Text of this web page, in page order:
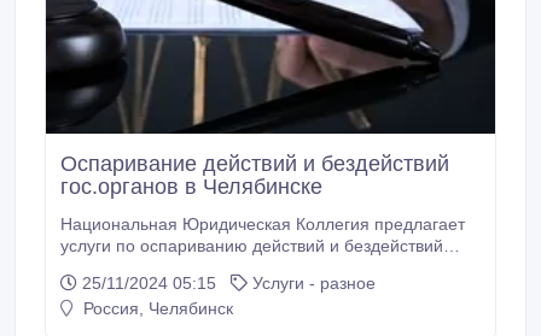
Оспаривание действий и бездействий
гос.органов в Челябинске
Национальная Юридическая Коллегия предлагает
услуги по оспариванию действий и бездействий
защитить свои права и добиться справедливости.
Преимущества услуг по оспариванию действий и
25/11/2024 05:15
Услуги - разное
Россия, Челябинск